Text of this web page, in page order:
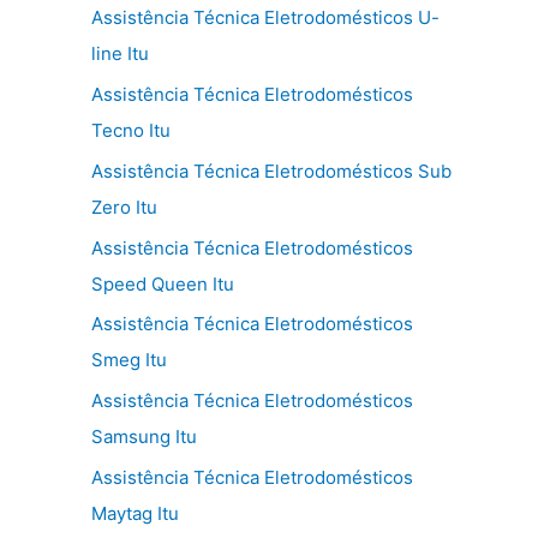
Assistência Técnica Eletrodomésticos U-
line Itu
Assistência Técnica Eletrodomésticos
Tecno Itu
Assistência Técnica Eletrodomésticos Sub
Zero Itu
Assistência Técnica Eletrodomésticos
Speed Queen Itu
Assistência Técnica Eletrodomésticos
Smeg Itu
Assistência Técnica Eletrodomésticos
Samsung Itu
Assistência Técnica Eletrodomésticos
Maytag Itu